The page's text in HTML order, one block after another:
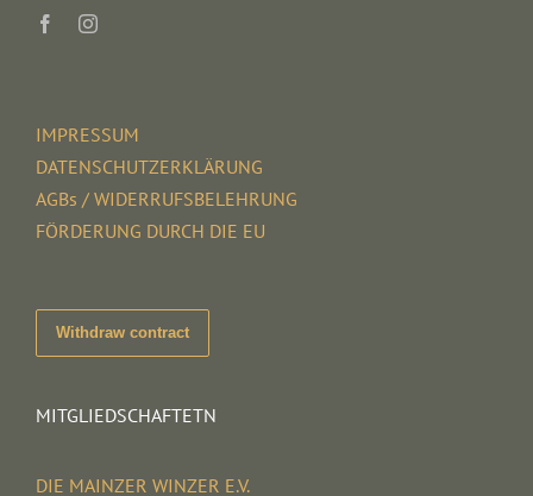
IMPRESSUM
DATENSCHUTZERKLÄRUNG
AGBs / WIDERRUFSBELEHRUNG
FÖRDERUNG DURCH DIE EU
Withdraw contract
MITGLIEDSCHAFTETN
DIE MAINZER WINZER E.V.